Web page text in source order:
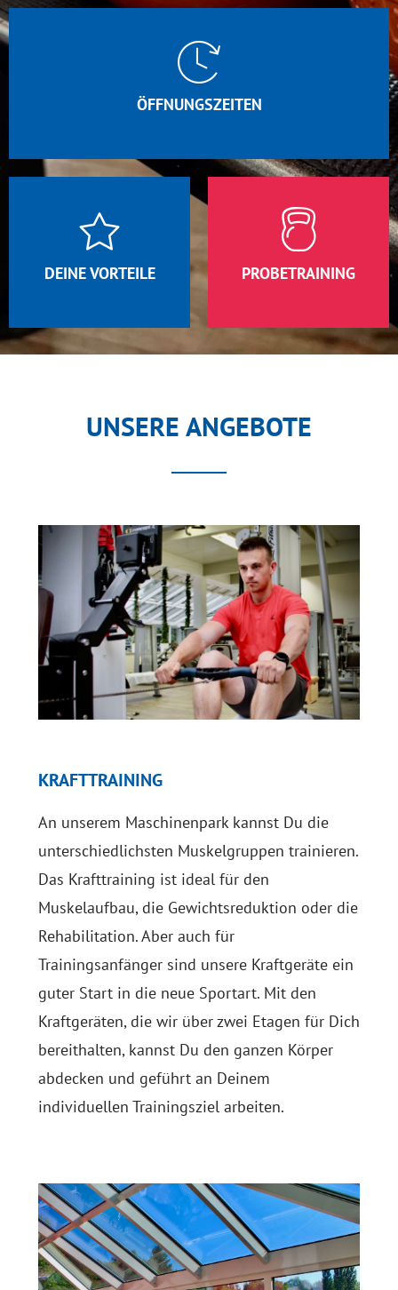
ÖFFNUNGSZEITEN
DEINE VORTEILE PROBETRAINING
UNSERE ANGEBOTE
KRAFTTRAINING
An unserem Maschinenpark kannst Du die
unterschiedlichsten Muskelgruppen trainieren.
Das Krafttraining ist ideal für den
Muskelaufbau, die Gewichtsreduktion oder die
Rehabilitation. Aber auch für
Trainingsanfänger sind unsere Kraftgeräte ein
guter Start in die neue Sportart. Mit den
Kraftgeräten, die wir über zwei Etagen für Dich
bereithalten, kannst Du den ganzen Körper
abdecken und geführt an Deinem
individuellen Trainingsziel arbeiten.